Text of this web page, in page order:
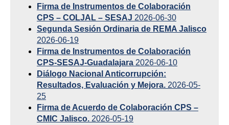
Firma de Instrumentos de Colaboración
CPS – COLJAL – SESAJ 2026-06-30
Segunda Sesión Ordinaria de REMA Jalisco
2026-06-19
Firma de Instrumentos de Colaboración
CPS-SESAJ-Guadalajara 2026-06-10
Diálogo Nacional Anticorrupción:
Resultados, Evaluación y Mejora. 2026-05-
25
Firma de Acuerdo de Colaboración CPS –
CMIC Jalisco. 2026-05-19